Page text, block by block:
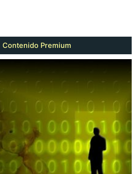
Contenido Premium